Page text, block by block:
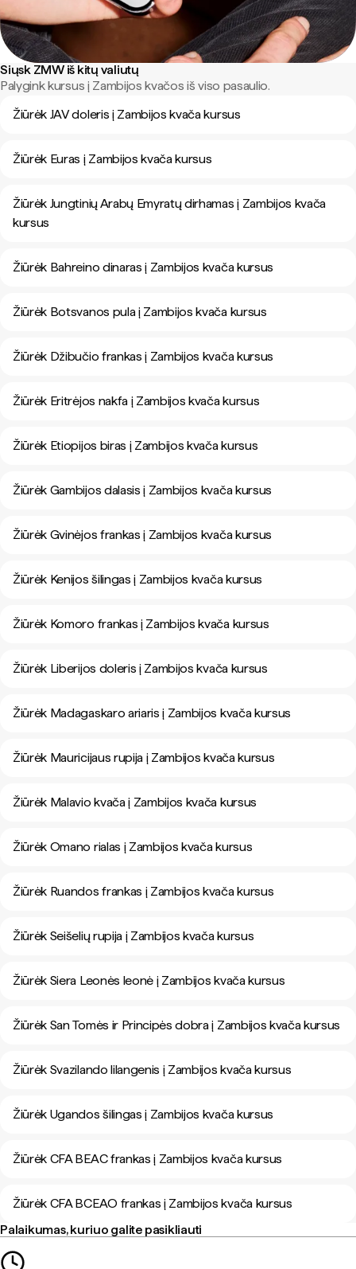
Siųsk ZMW iš kitų valiutų
Palygink kursus į Zambijos kvačos iš viso pasaulio.
Žiūrėk JAV doleris į Zambijos kvača kursus
Žiūrėk Euras į Zambijos kvača kursus
Žiūrėk Jungtinių Arabų Emyratų dirhamas į Zambijos kvača
kursus
Žiūrėk Bahreino dinaras į Zambijos kvača kursus
Žiūrėk Botsvanos pula į Zambijos kvača kursus
Žiūrėk Džibučio frankas į Zambijos kvača kursus
Žiūrėk Eritrėjos nakfa į Zambijos kvača kursus
Žiūrėk Etiopijos biras į Zambijos kvača kursus
Žiūrėk Gambijos dalasis į Zambijos kvača kursus
Žiūrėk Gvinėjos frankas į Zambijos kvača kursus
Žiūrėk Kenijos šilingas į Zambijos kvača kursus
Žiūrėk Komoro frankas į Zambijos kvača kursus
Žiūrėk Liberijos doleris į Zambijos kvača kursus
Žiūrėk Madagaskaro ariaris į Zambijos kvača kursus
Žiūrėk Mauricijaus rupija į Zambijos kvača kursus
Žiūrėk Malavio kvača į Zambijos kvača kursus
Žiūrėk Omano rialas į Zambijos kvača kursus
Žiūrėk Ruandos frankas į Zambijos kvača kursus
Žiūrėk Seišelių rupija į Zambijos kvača kursus
Žiūrėk Siera Leonės leonė į Zambijos kvača kursus
Žiūrėk San Tomės ir Principės dobra į Zambijos kvača kursus
Žiūrėk Svazilando lilangenis į Zambijos kvača kursus
Žiūrėk Ugandos šilingas į Zambijos kvača kursus
Žiūrėk CFA BEAC frankas į Zambijos kvača kursus
Žiūrėk CFA BCEAO frankas į Zambijos kvača kursus
Palaikumas, kuriuo galite pasikliauti